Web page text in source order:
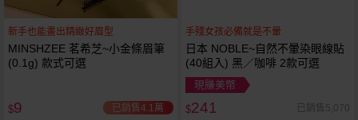
新手也能畫出精緻好眉型
MINSHZEE 茗希芝~小金條眉筆
(0.1g) 款式可選
$9 已銷售4.1萬
手殘女孩必備就是不暈
日本 NOBLE~自然不暈染眼線貼
(40組入) 黑／咖啡 2款可選
現賺美幣
$241 已銷售5,070